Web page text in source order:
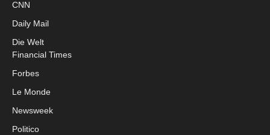
CNN
Daily Mail
Die Welt
Financial Times
Forbes
Le Monde
Newsweek
Politico